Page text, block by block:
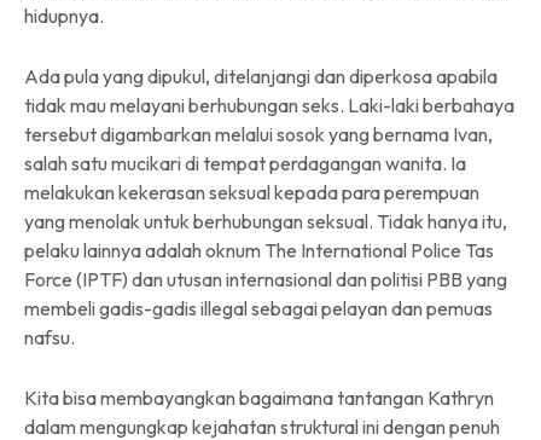
hidupnya.
Ada pula yang dipukul, ditelanjangi dan diperkosa apabila
tidak mau melayani berhubungan seks. Laki-laki berbahaya
tersebut digambarkan melalui sosok yang bernama Ivan,
salah satu mucikari di tempat perdagangan wanita. Ia
melakukan kekerasan seksual kepada para perempuan
yang menolak untuk berhubungan seksual. Tidak hanya itu,
pelaku lainnya adalah oknum The International Police Tas
Force (IPTF) dan utusan internasional dan politisi PBB yang
membeli gadis-gadis illegal sebagai pelayan dan pemuas
nafsu.
Kita bisa membayangkan bagaimana tantangan Kathryn
dalam mengungkap kejahatan struktural ini dengan penuh